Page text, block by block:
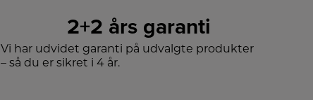
2+2 års garanti
Vi har udvidet garanti på udvalgte produkter
– så du er sikret i 4 år.